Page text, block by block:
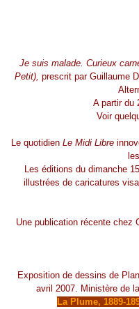
Je suis malade. Curieux
Petit), prescrit par Guillaume
A partir du
Voir
Le quotidien Le Midi Libre
Les éditions du dimanche
illustrées de caricatures
Une publication récente chez
Exposition de dessins de
avril 2007. Ministère de
La Plume, 1889-